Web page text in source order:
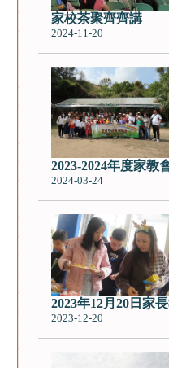
家校茶聚齊齊講
2024-11-20
2023-2024年度家教
2024-03-24
2023年12月20日家
2023-12-20